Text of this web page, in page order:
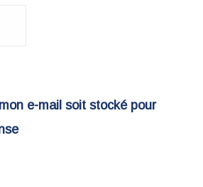
e-mail soit stocké pour